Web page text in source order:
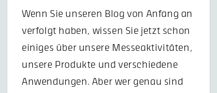
Wenn Sie unseren Blog von Anfang an
verfolgt haben, wissen Sie jetzt schon
einiges über unsere Messeaktivitäten,
unsere Produkte und verschiedene
Anwendungen. Aber wer genau sind